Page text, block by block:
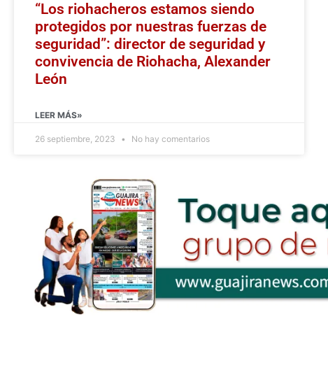
“Los riohacheros estamos siendo
protegidos por nuestras fuerzas de
seguridad”: director de seguridad y
convivencia de Riohacha, Alexander
León
LEER MÁS»
26 septiembre, 2023 No hay comentarios